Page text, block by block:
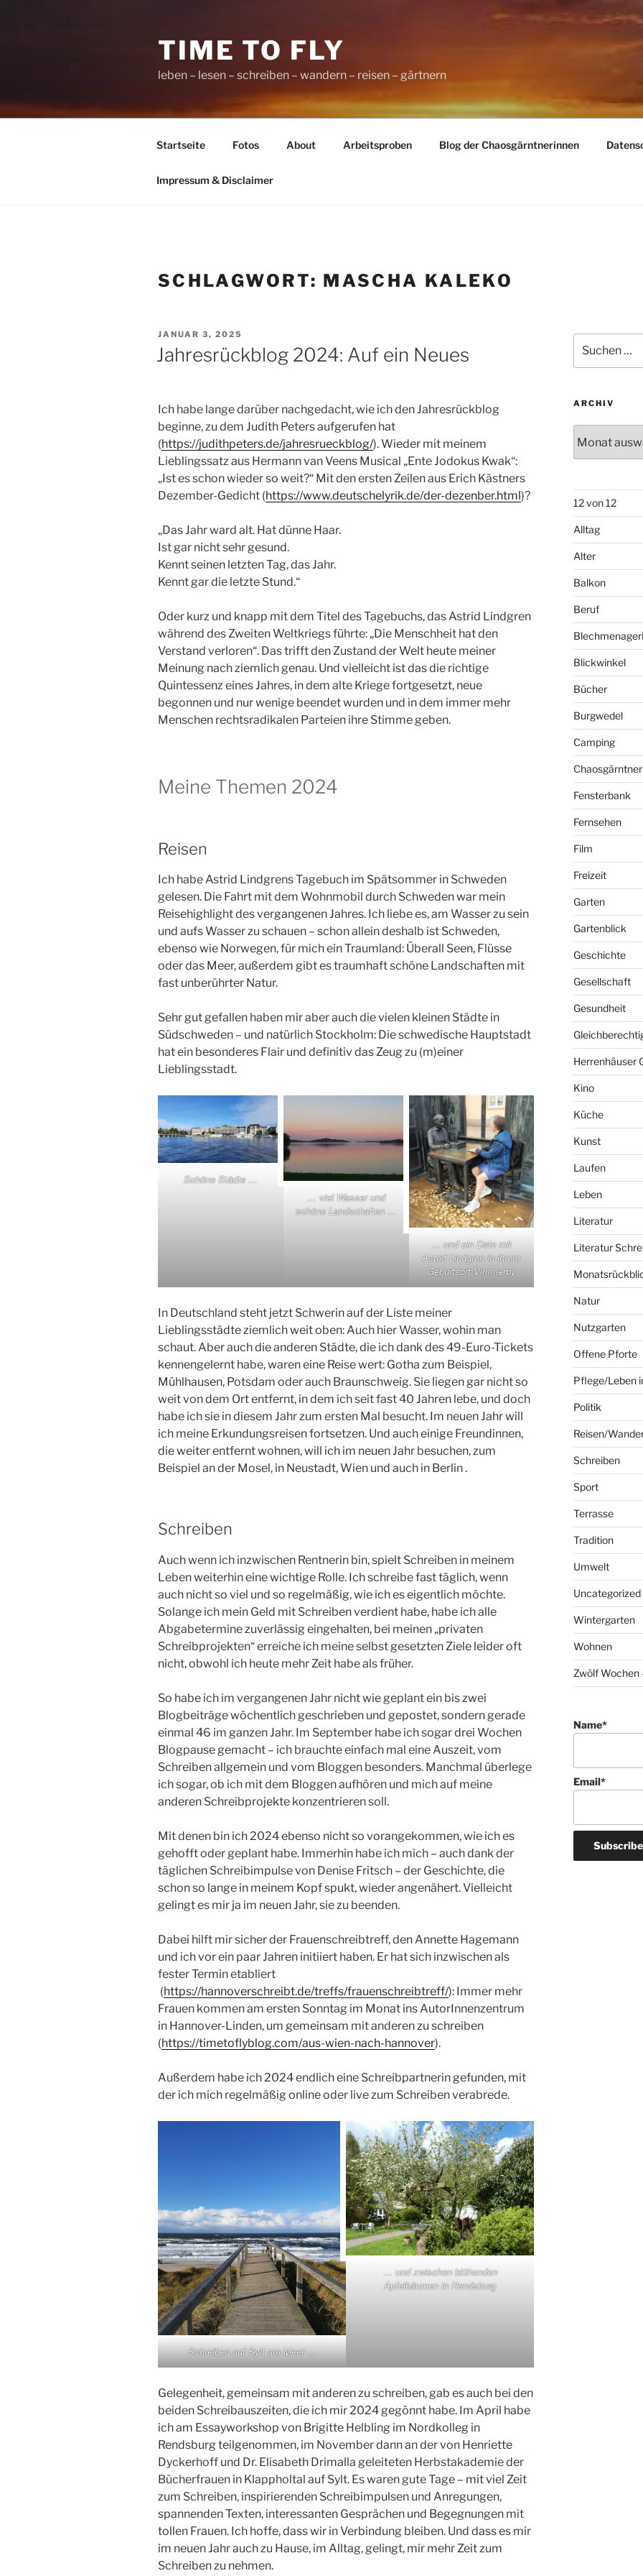
TIME TO FLY
leben – lesen – schreiben – wandern – reisen – gärtnern
Startseite Fotos About Arbeitsproben Blog der Chaosgärntnerinnen
Impressum & Disclaimer
SCHLAGWORT: MASCHA KALEKO
VERÖFFENTLICHT
AM
JANUAR 3, 2025
Jahresrückblog 2024: Auf ein Neues
Ich habe lange darüber nachgedacht, wie ich den Jahresrückblog
beginne, zu dem Judith Peters aufgerufen hat
(https://judithpeters.de/jahresrueckblog/). Wieder mit meinem
Lieblingssatz aus Hermann van Veens Musical „Ente Jodokus Kwak“:
„Ist es schon wieder so weit?“ Mit den ersten Zeilen aus Erich Kästners
Dezember-Gedicht (https://www.deutschelyrik.de/der-dezenber.html)?
„Das Jahr ward alt. Hat dünne Haar.
Ist gar nicht sehr gesund.
Kennt seinen letzten Tag, das Jahr.
Kennt gar die letzte Stund.“
Oder kurz und knapp mit dem Titel des Tagebuchs, das Astrid Lindgren
während des Zweiten Weltkriegs führte: „Die Menschheit hat den
Verstand verloren“. Das trifft den Zustand der Welt heute meiner
Meinung nach ziemlich genau. Und vielleicht ist das die richtige
Quintessenz eines Jahres, in dem alte Kriege fortgesetzt, neue
begonnen und nur wenige beendet wurden und in dem immer mehr
Menschen rechtsradikalen Parteien ihre Stimme geben.
Meine Themen 2024
Reisen
Ich habe Astrid Lindgrens Tagebuch im Spätsommer in Schweden
gelesen. Die Fahrt mit dem Wohnmobil durch Schweden war mein
Reisehighlight des vergangenen Jahres. Ich liebe es, am Wasser zu sein
und aufs Wasser zu schauen – schon allein deshalb ist Schweden,
ebenso wie Norwegen, für mich ein Traumland: Überall Seen, Flüsse
oder das Meer, außerdem gibt es traumhaft schöne Landschaften mit
fast unberührter Natur.
Sehr gut gefallen haben mir aber auch die vielen kleinen Städte in
Südschweden – und natürlich Stockholm: Die schwedische Hauptstadt
hat ein besonderes Flair und definitiv das Zeug zu (m)einer
Lieblingsstadt.
Schöne Städte …
… viel Wasser und
schöne Landschaften …
… und ein Date mit
Astrid Lindgren in ihrem
Geburtsort Vimmerby
In Deutschland steht jetzt Schwerin auf der Liste meiner
Lieblingsstädte ziemlich weit oben: Auch hier Wasser, wohin man
schaut. Aber auch die anderen Städte, die ich dank des 49-Euro-Tickets
kennengelernt habe, waren eine Reise wert: Gotha zum Beispiel,
Mühlhausen, Potsdam oder auch Braunschweig. Sie liegen gar nicht so
weit von dem Ort entfernt, in dem ich seit fast 40 Jahren lebe, und doch
habe ich sie in diesem Jahr zum ersten Mal besucht. Im neuen Jahr will
ich meine Erkundungsreisen fortsetzen. Und auch einige Freundinnen,
die weiter entfernt wohnen, will ich im neuen Jahr besuchen, zum
Beispiel an der Mosel, in Neustadt, Wien und auch in Berlin .
Schreiben
Auch wenn ich inzwischen Rentnerin bin, spielt Schreiben in meinem
Leben weiterhin eine wichtige Rolle. Ich schreibe fast täglich, wenn
auch nicht so viel und so regelmäßig, wie ich es eigentlich möchte.
Solange ich mein Geld mit Schreiben verdient habe, habe ich alle
Abgabetermine zuverlässig eingehalten, bei meinen „privaten
Schreibprojekten“ erreiche ich meine selbst gesetzten Ziele leider oft
nicht, obwohl ich heute mehr Zeit habe als früher.
So habe ich im vergangenen Jahr nicht wie geplant ein bis zwei
Blogbeiträge wöchentlich geschrieben und gepostet, sondern gerade
einmal 46 im ganzen Jahr. Im September habe ich sogar drei Wochen
Blogpause gemacht – ich brauchte einfach mal eine Auszeit, vom
Schreiben allgemein und vom Bloggen besonders. Manchmal überlege
ich sogar, ob ich mit dem Bloggen aufhören und mich auf meine
anderen Schreibprojekte konzentrieren soll.
Mit denen bin ich 2024 ebenso nicht so vorangekommen, wie ich es
gehofft oder geplant habe. Immerhin habe ich mich – auch dank der
täglichen Schreibimpulse von Denise Fritsch – der Geschichte, die
schon so lange in meinem Kopf spukt, wieder angenähert. Vielleicht
gelingt es mir ja im neuen Jahr, sie zu beenden.
Dabei hilft mir sicher der Frauenschreibtreff, den Annette Hagemann
und ich vor ein paar Jahren initiiert haben. Er hat sich inzwischen als
fester Termin etabliert
(https://hannoverschreibt.de/treffs/frauenschreibtreff/): Immer mehr
Frauen kommen am ersten Sonntag im Monat ins AutorInnenzentrum
in Hannover-Linden, um gemeinsam mit anderen zu schreiben
(https://timetoflyblog.com/aus-wien-nach-hannover).
Außerdem habe ich 2024 endlich eine Schreibpartnerin gefunden, mit
der ich mich regelmäßig online oder live zum Schreiben verabrede.
Schreiben auf Sylt am Meer …
… und zwischen blühenden
Apfelbäumen in Rendsburg
Gelegenheit, gemeinsam mit anderen zu schreiben, gab es auch bei den
beiden Schreibauszeiten, die ich mir 2024 gegönnt habe. Im April habe
ich am Essayworkshop von Brigitte Helbling im Nordkolleg in
Rendsburg teilgenommen, im November dann an der von Henriette
Dyckerhoff und Dr. Elisabeth Drimalla geleiteten Herbstakademie der
Bücherfrauen in Klappholtal auf Sylt. Es waren gute Tage – mit viel Zeit
zum Schreiben, inspirierenden Schreibimpulsen und Anregungen,
spannenden Texten, interessanten Gesprächen und Begegnungen mit
tollen Frauen. Ich hoffe, dass wir in Verbindung bleiben. Und dass es mir
im neuen Jahr auch zu Hause, im Alltag, gelingt, mir mehr Zeit zum
Schreiben zu nehmen.
nach:
ARCHIV
12 von 12
Alltag
Alter
Balkon
Beruf
Blickwinkel
Bücher
Burgwedel
Camping
Fensterbank
Fernsehen
Film
Freizeit
Garten
Gartenblick
Geschichte
Gesellschaft
Gesundheit
Herrenhäuser
Kino
Küche
Kunst
Laufen
Leben
Literatur
Literatur
Natur
Nutzgarten
Offene Pforte
Pflege/Leben
Politik
Reisen/
Schreiben
Sport
Terrasse
Tradition
Umwelt
Uncategorized
Wintergarten
Wohnen
Zwölf Wochen
Name*
Email*